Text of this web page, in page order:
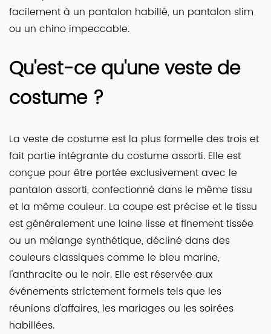
facilement à un pantalon habillé, un pantalon slim
ou un chino impeccable.
Qu'est-ce qu'une veste de
costume ?
La veste de costume est la plus formelle des trois et
fait partie intégrante du costume assorti. Elle est
conçue pour être portée exclusivement avec le
pantalon assorti, confectionné dans le même tissu
et la même couleur. La coupe est précise et le tissu
est généralement une laine lisse et finement tissée
ou un mélange synthétique, décliné dans des
couleurs classiques comme le bleu marine,
l'anthracite ou le noir. Elle est réservée aux
événements strictement formels tels que les
réunions d'affaires, les mariages ou les soirées
habillées.